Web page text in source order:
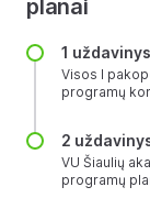
planai
1
Visos I
programų
2
VU Šiaulių
programų